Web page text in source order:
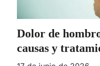
Dolor de
causas y